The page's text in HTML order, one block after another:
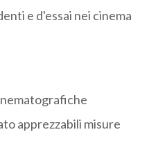
e d'essai nei cinema
apprezzabili misure